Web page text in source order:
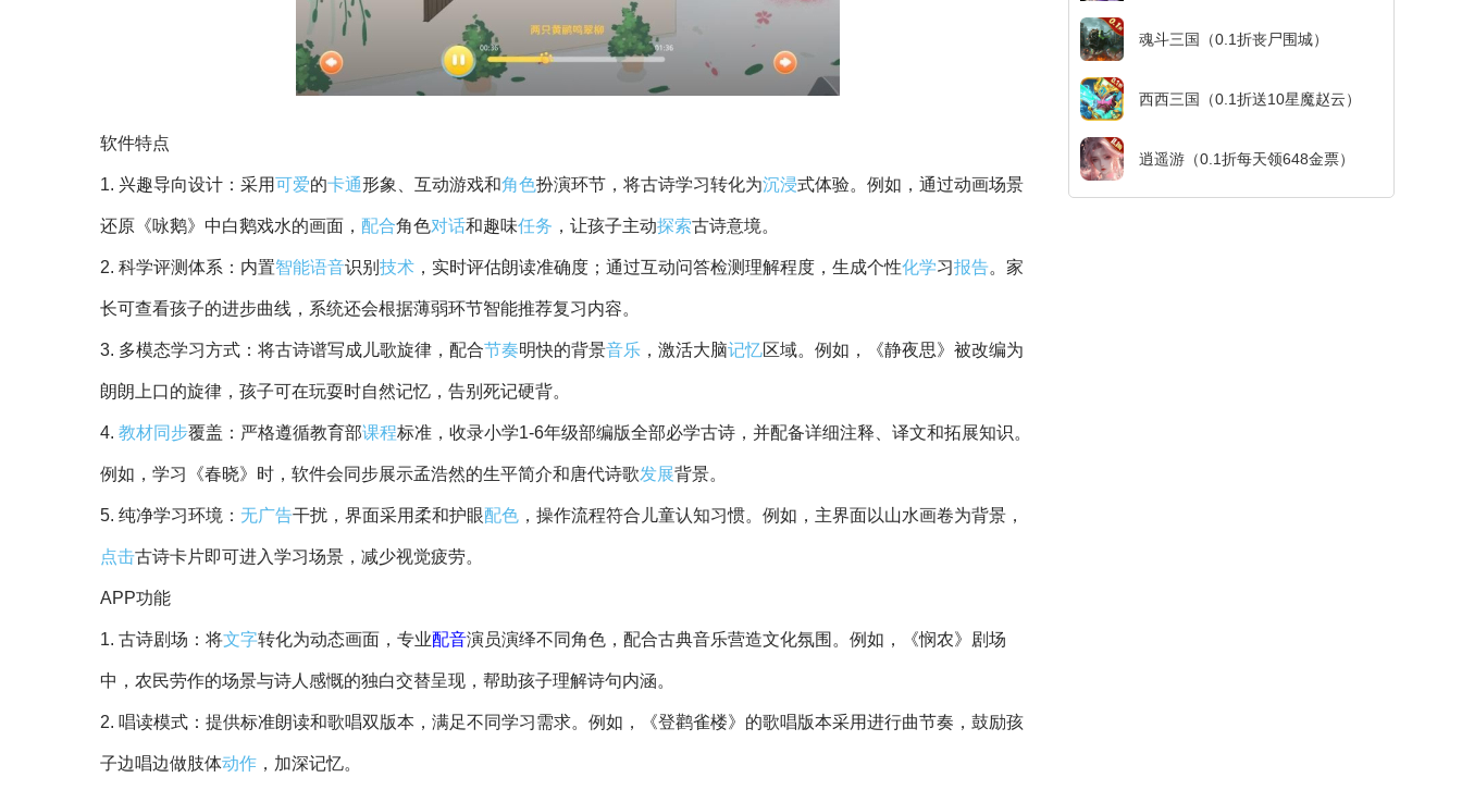
软件特点
1. 兴趣导向设计：采用可爱的卡通形象、互动游戏和角色扮演环节，将古诗学习转化为沉浸式体验。例如，通过动画场景
还原《咏鹅》中白鹅戏水的画面， 配合角色对话和趣味任务 ，让孩子主动探索古诗意境。
2. 科学评测体系：内置智能语音识别 技术 ，实时评估朗读准确度；通过互动问答检测理解程度，生成个性化学习报告。家
长可查看孩子的进步曲线，系统还会根据薄弱环节智能推荐复习内容。
3. 多模态学习方式：将古诗谱写成儿歌旋律，配合节奏明快的背景音乐 ，激活大脑记忆区域。例如，《静夜思》被改编为
朗朗上口的旋律，孩子可在玩耍时自然记忆，告别死记硬背。
4. 教材同步覆盖：严格遵循教育部课程标准，收录小学1-6年级部编版全部必学古诗，并配备详细注释、译文和拓展知识。
例如，学习《春晓》时，软件会同步展示孟浩然的生平简介和唐代诗歌发展背景。
5. 纯净学习环境： 无广告干扰，界面采用柔和护眼配色 ，操作流程符合儿童认知习惯。例如，主界面以山水画卷为背景，
点击古诗卡片即可进入学习场景，减少视觉疲劳。
APP功能
1. 古诗剧场：将文字转化为动态画面，专业配音演员演绎不同角色，配合古典音乐营造文化氛围。例如，《悯农》剧场
中，农民劳作的场景与诗人感慨的独白交替呈现，帮助孩子理解诗句内涵。
2. 唱读模式：提供标准朗读和歌唱双版本，满足不同学习需求。例如，《登鹳雀楼》的歌唱版本采用进行曲节奏，鼓励孩
子边唱边做肢体动作 ，加深记忆。
魂斗三国（0.1折丧尸围城）
西西三国（0.1折送10星魔赵云）
逍遥游（0.1折每天领648金票）